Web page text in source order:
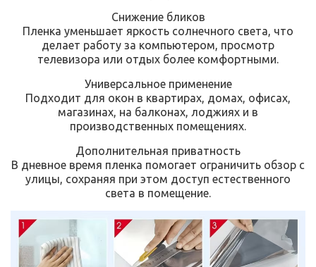
Снижение бликов
Пленка уменьшает яркость солнечного света, что
делает работу за компьютером, просмотр
телевизора или отдых более комфортными.
Универсальное применение
Подходит для окон в квартирах, домах, офисах,
магазинах, на балконах, лоджиях и в
производственных помещениях.
Дополнительная приватность
В дневное время пленка помогает ограничить обзор с
улицы, сохраняя при этом доступ естественного
света в помещение.